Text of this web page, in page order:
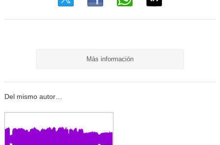
Más información
Del mismo autor…